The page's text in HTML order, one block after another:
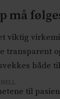
må
viktig
transparent
både
til